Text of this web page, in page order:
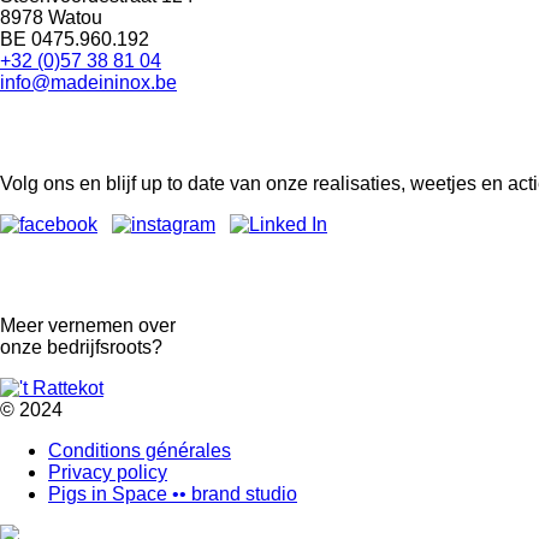
8978 Watou
BE 0475.960.192
+32 (0)57 38 81 04
info@madeininox.be
Volg ons en blijf up to date van onze realisaties, weetjes en
Meer vernemen over
onze bedrijfsroots?
© 2024
Footer-
menu
Conditions générales
Privacy policy
Pigs in Space •• brand studio